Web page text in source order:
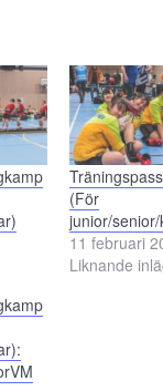
(För
junior/
11 februari
Liknande